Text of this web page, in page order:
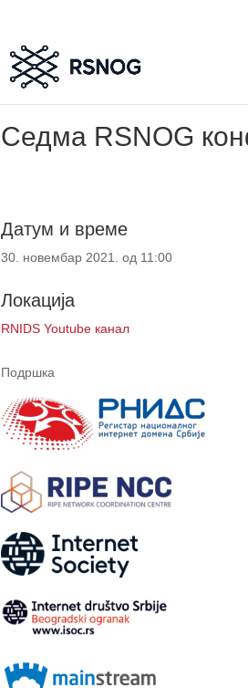
Седма RSNOG
Датум и време
30. новембар 2021. од 11:00
Локација
RNIDS Youtube канал
Подршка